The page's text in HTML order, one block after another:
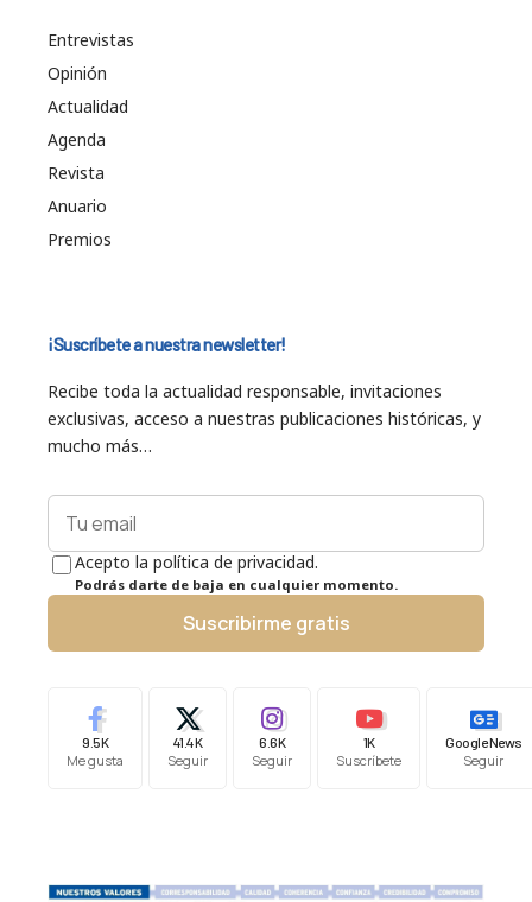
Entrevistas
Opinión
Actualidad
Agenda
Revista
Anuario
Premios
¡Suscríbete a nuestra newsletter!
Recibe toda la actualidad responsable, invitaciones
exclusivas, acceso a nuestras publicaciones históricas, y
mucho más…
Acepto la política de privacidad.
Podrás darte de baja en cualquier momento.
Suscribirme gratis
9.5K
Me gusta
41.4K
Seguir
6.6K
Seguir
1K
Suscríbete
Google News
Seguir